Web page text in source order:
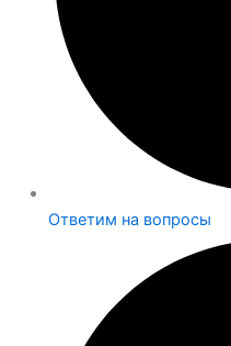
Ответим на вопросы